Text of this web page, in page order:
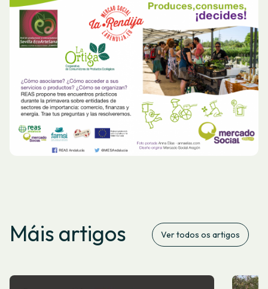
Máis artigos Ver todos os artigos